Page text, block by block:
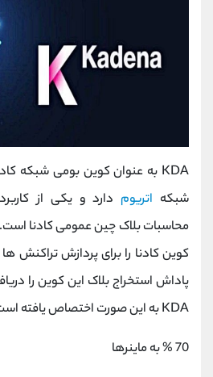
شبکه اتریوم دارد و یکی از
محاسبات بلاک چین عمومی کادنا است.
کوین کادنا را برای پردازش تراکنش ها
پاداش استخراج بلاک این کوین را
KDA به این صورت اختصاص یافته است:
70 % به ماینرها